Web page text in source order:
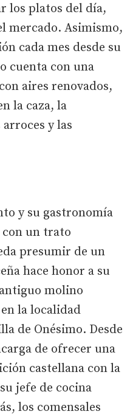
los platos del día,
mercado. Asimismo,
cada mes desde su
cuenta con una
aires renovados,
la caza, la
y las
y su gastronomía
con un trato
presumir de un
hace honor a su
molino
la localidad
de Onésimo. Desde
de ofrecer una
castellana con la
jefe de cocina
los comensales